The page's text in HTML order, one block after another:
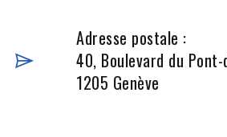
Adresse postale :
40, Boulevard du Pont-
1205 Genève